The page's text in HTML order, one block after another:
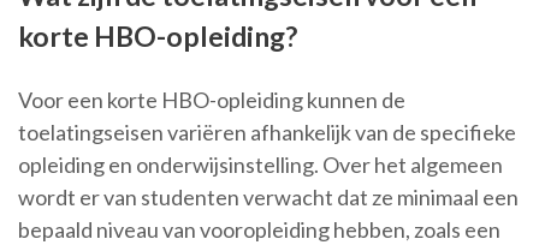
korte HBO-opleiding?
Voor een korte HBO-opleiding kunnen de
toelatingseisen variëren afhankelijk van de specifieke
opleiding en onderwijsinstelling. Over het algemeen
wordt er van studenten verwacht dat ze minimaal een
bepaald niveau van vooropleiding hebben, zoals een